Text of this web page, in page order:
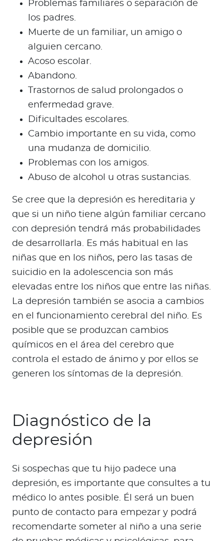
Problemas familiares o separación de
los padres.
Muerte de un familiar, un amigo o
alguien cercano.
Acoso escolar.
Abandono.
Trastornos de salud prolongados o
enfermedad grave.
Dificultades escolares.
Cambio importante en su vida, como
una mudanza de domicilio.
Problemas con los amigos.
Abuso de alcohol u otras sustancias.
Se cree que la depresión es hereditaria y
que si un niño tiene algún familiar cercano
con depresión tendrá más probabilidades
de desarrollarla. Es más habitual en las
niñas que en los niños, pero las tasas de
suicidio en la adolescencia son más
elevadas entre los niños que entre las niñas.
La depresión también se asocia a cambios
en el funcionamiento cerebral del niño. Es
posible que se produzcan cambios
químicos en el área del cerebro que
controla el estado de ánimo y por ellos se
generen los síntomas de la depresión.
Diagnóstico de la
depresión
Si sospechas que tu hijo padece una
depresión, es importante que consultes a tu
médico lo antes posible. Él será un buen
punto de contacto para empezar y podrá
recomendarte someter al niño a una serie